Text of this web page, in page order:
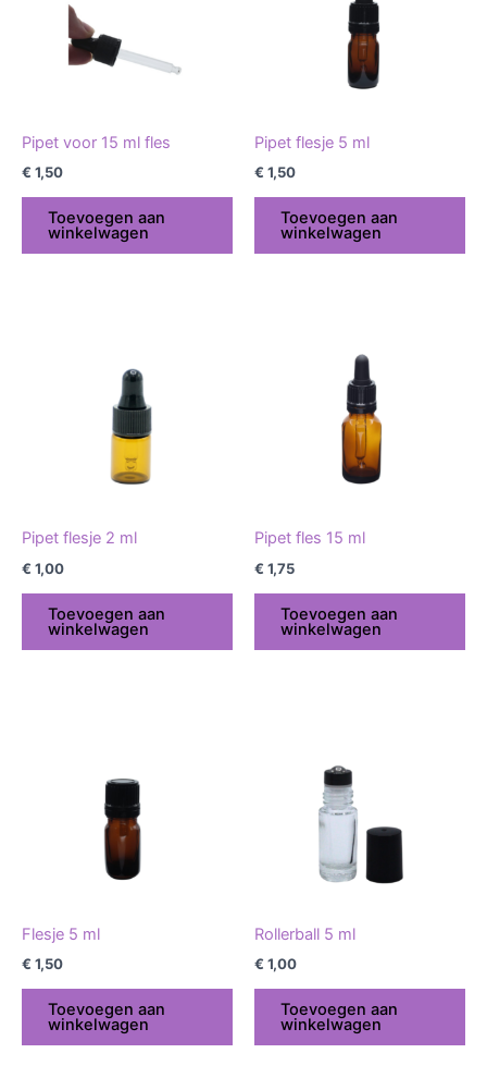
Pipet voor 15 ml fles
€ 1,50
Toevoegen aan
winkelwagen
Pipet flesje 5 ml
€ 1,50
Toevoegen aan
winkelwagen
Pipet flesje 2 ml
€ 1,00
Toevoegen aan
winkelwagen
Pipet fles 15 ml
€ 1,75
Toevoegen aan
winkelwagen
Flesje 5 ml
€ 1,50
Toevoegen aan
winkelwagen
Rollerball 5 ml
€ 1,00
Toevoegen aan
winkelwagen